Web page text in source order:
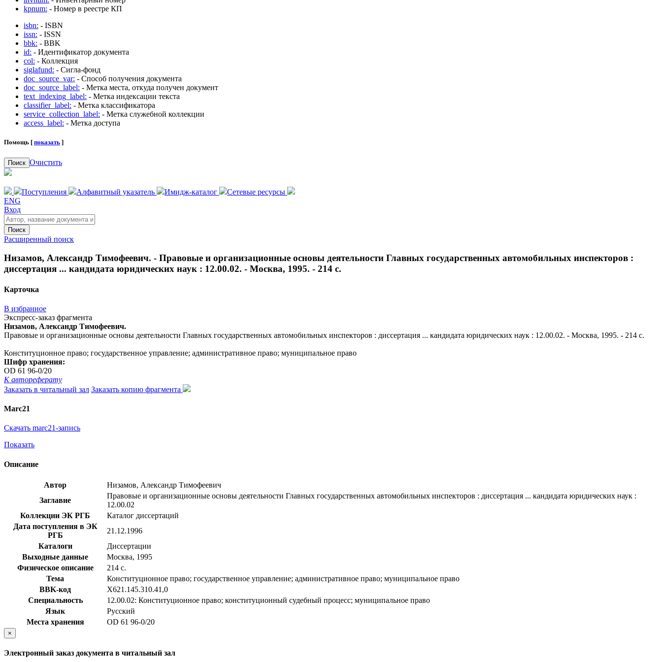
kpnum: - Номер в реестре КП
isbn: - ISBN
issn: - ISSN
bbk: - BBK
id: - Идентификатор документа
col: - Коллекция
siglafund: - Сигла-фонд
doc_source_var: - Способ получения документа
doc_source_label: - Метка места, откуда получен документ
text_indexing_label: - Метка индексации текста
classifier_label: - Метка классификатора
service_collection_label: - Метка служебной коллекции
access_label: - Метка доступа
Помощь [ показать ]
Поиск Очистить
Поступления Алфавитный указатель Имидж-каталог
Сетевые ресурсы
ENG
Вход
Поиск
Расширенный поиск
Низамов, Александр Тимофеевич. - Правовые и организационные основы деятельности Главных государственных автомобильных инспекторов :
диссертация ... кандидата юридических наук : 12.00.02. - Москва, 1995. - 214 с.
Карточка
В избранное
Экспресс-заказ фрагмента
Низамов, Александр Тимофеевич.
Правовые и организационные основы деятельности Главных государственных автомобильных инспекторов : диссертация ... кандидата юридических наук : 12.00.02. - Москва, 1995. - 214 с.
Конституционное право; государственное управление; административное право; муниципальное право
Шифр хранения:
OD 61 96-0/20
К автореферату
Заказать в читальный зал Заказать копию фрагмента
Marc21
Скачать marc21-запись
Показать
Описание
Автор
Низамов, Александр Тимофеевич
Заглавие
Правовые и организационные основы деятельности Главных государственных автомобильных инспекторов : диссертация ... кандидата юридических наук :
12.00.02
Коллекции ЭК РГБ
Каталог диссертаций
Дата поступления в ЭК
РГБ
21.12.1996
Каталоги
Диссертации
Выходные данные
Москва, 1995
Физическое описание
214 с.
Тема
Конституционное право; государственное управление; административное право; муниципальное право
BBK-код
Х621.145.310.41,0
Специальность
12.00.02: Конституционное право; конституционный судебный процесс; муниципальное право
Язык
Русский
Места хранения
OD 61 96-0/20
×
Электронный заказ документа в читальный зал